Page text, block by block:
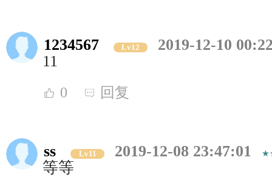
1234567 Lv12
2019-12-10
11
0 回复
ss Lv11
2019-12-08 23:47:01
等等